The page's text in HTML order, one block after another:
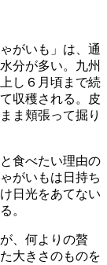
がいも」は、通
分が多い。九州
し６月頃まで続
収穫される。皮
ま頬張って掘り
食べたい理由の
がいもは日持ち
日光をあてない
。
、何よりの贅
大きさのものを